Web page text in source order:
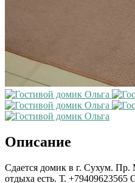
Описание
Сдается домик в г. Сухум. Пр.
отдыха есть. Т. +79409623565